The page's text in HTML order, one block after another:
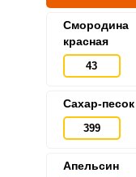
Смородина
красная
43
Сахар-песок
399
Апельсин